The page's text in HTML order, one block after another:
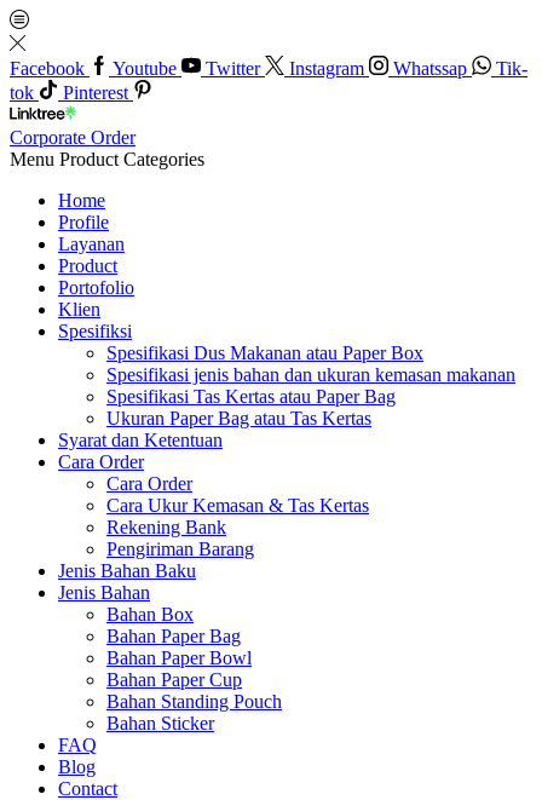
Facebook Youtube Twitter Instagram Whatssap
Tik-
tok
Pinterest
Corporate Order
Menu Product Categories
Home
Profile
Layanan
Product
Portofolio
Klien
Spesifiksi
Spesifikasi Dus Makanan atau Paper Box
Spesifikasi jenis bahan dan ukuran kemasan makanan
Spesifikasi Tas Kertas atau Paper Bag
Ukuran Paper Bag atau Tas Kertas
Syarat dan Ketentuan
Cara Order
Cara Order
Cara Ukur Kemasan & Tas Kertas
Rekening Bank
Pengiriman Barang
Jenis Bahan Baku
Jenis Bahan
Bahan Box
Bahan Paper Bag
Bahan Paper Bowl
Bahan Paper Cup
Bahan Standing Pouch
Bahan Sticker
FAQ
Blog
Contact